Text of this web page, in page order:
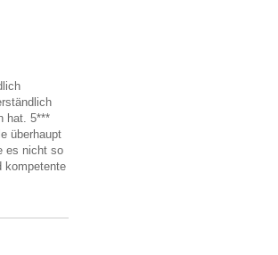
hat. 5***
überhaupt
es nicht so
kompetente